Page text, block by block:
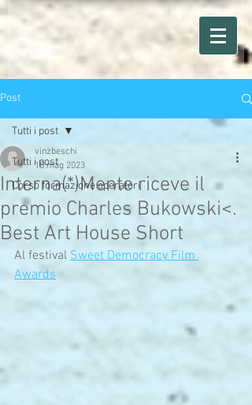
Post
Tutti i post
Corso formazione operatori
Tutti i post
Interna(*)Mente riceve il
premio Charles Bukowski<.
Best Art House Short
vinzbeschi
10 mag 2023
Al festival Sweet Democracy Film
Awards